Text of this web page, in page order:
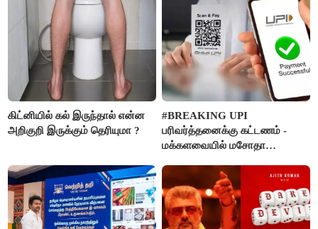
கிட்னியில் கல் இருந்தால் என்ன
அறிகுறி இருக்கும் தெரியுமா ?
#BREAKING UPI
பரிவர்த்தனைக்கு கட்டணம் -
மக்களவையில் மசோதா